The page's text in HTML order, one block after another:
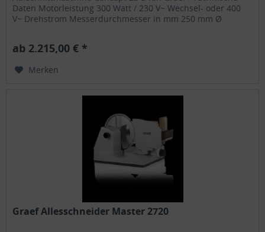
Daten Motorleistung 300 Watt / 230 V~ Wechsel- oder 400
V~ Drehstrom Messerdurchmesser in mm 250 mm Ø
ab 2.215,00 € *
Merken
Graef Allesschneider Master 2720